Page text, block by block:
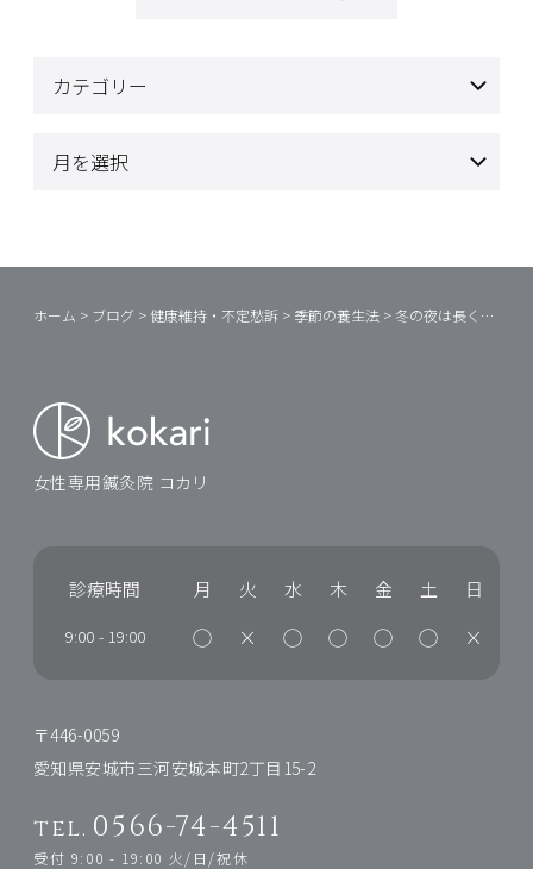
ホーム > ブログ >健康維持・不定愁訴 > 季節の養生法 >冬の夜は長く寝た方がいいワケ
女性専用鍼灸院 コカリ
診療時間 月 火 水 木 金 土 日
9:00 - 19:00 ◯ × ◯ ◯ ◯ ◯ ×
〒446-0059
愛知県安城市三河安城本町2丁目15-2
tel. 0566-74-4511
受付 9:00 - 19:00 火/日/祝休